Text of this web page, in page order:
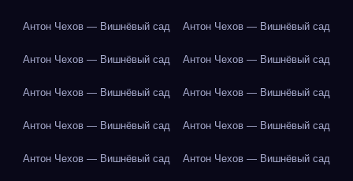
Антон Чехов — Вишнёвый сад Антон Чехов — Вишнёвый сад
Антон Чехов — Вишнёвый сад Антон Чехов — Вишнёвый сад
Антон Чехов — Вишнёвый сад Антон Чехов — Вишнёвый сад
Антон Чехов — Вишнёвый сад Антон Чехов — Вишнёвый сад
Антон Чехов — Вишнёвый сад Антон Чехов — Вишнёвый сад